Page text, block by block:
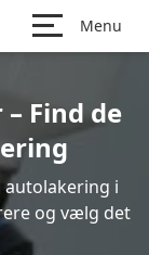
Menu
Find de
autolakering i
og vælg det